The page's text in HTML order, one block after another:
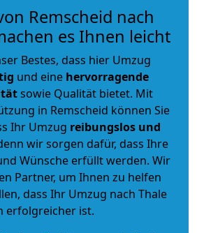
Remscheid nach
es Ihnen leicht
Bestes, dass hier Umzug
und eine hervorragende
sowie Qualität bietet. Mit
in Remscheid können Sie
Ihr Umzug reibungslos und
wir sorgen dafür, dass Ihre
Wünsche erfüllt werden. Wir
Partner, um Ihnen zu helfen
dass Ihr Umzug nach Thale
erfolgreicher ist.